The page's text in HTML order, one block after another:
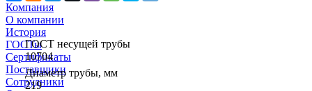
ГОСТ несущей трубы
10704
Диаметр трубы, мм
219
Компания
О компании
История
ГОСТы
Сертификаты
Поставщики
Сотрудники